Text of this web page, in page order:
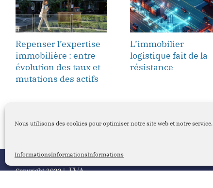
Nous utilisons des cookies pour optimiser notre site web et notre service.
InformationsInformationsInformations
Repenser l’expertise
immobilière : entre
évolution des taux et
mutations des actifs
L’immobilier
logistique fait de la
résistance
Copyright 2022 |